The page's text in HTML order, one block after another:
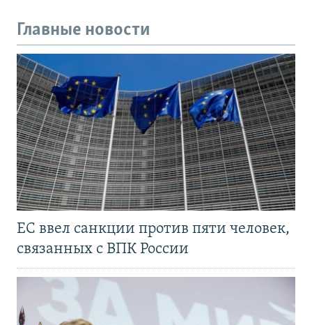
Главные новости
ЕС ввел санкции против пяти человек,
связанных с ВПК России